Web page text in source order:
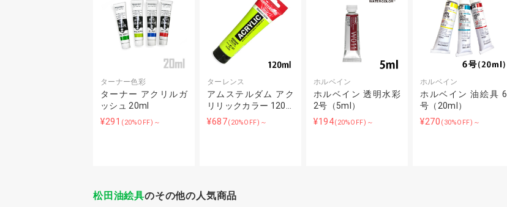
ターナー色彩
ターナー アクリルガ
ッシュ 20ml
¥291 (20%OFF)～
ターレンス
アムステルダム アク
リリックカラー 120…
¥687(20%OFF)～
ホルベイン
ホルベイン 透明水彩
2号（5ml）
¥194(20%OFF)～
ホルベイン
ホルベイン 油絵具 6
号（20ml）
¥270 (30%OFF)～
松田油絵具のその他の人気商品